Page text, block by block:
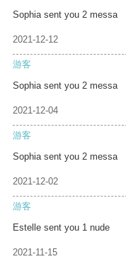
Sophia sent you 2 messa
2021-12-12
游客
Sophia sent you 2 messa
2021-12-04
游客
Sophia sent you 2 messa
2021-12-02
游客
Estelle sent you 1 nude
2021-11-15